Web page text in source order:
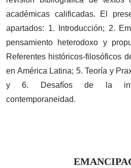
académicas calificadas. El
apartados: 1. Introducción; 2.
pensamiento heterodoxo y
Referentes históricos-filosóficos
en América Latina; 5. Teoría y
y 6. Desafíos de la
contemporaneidad.